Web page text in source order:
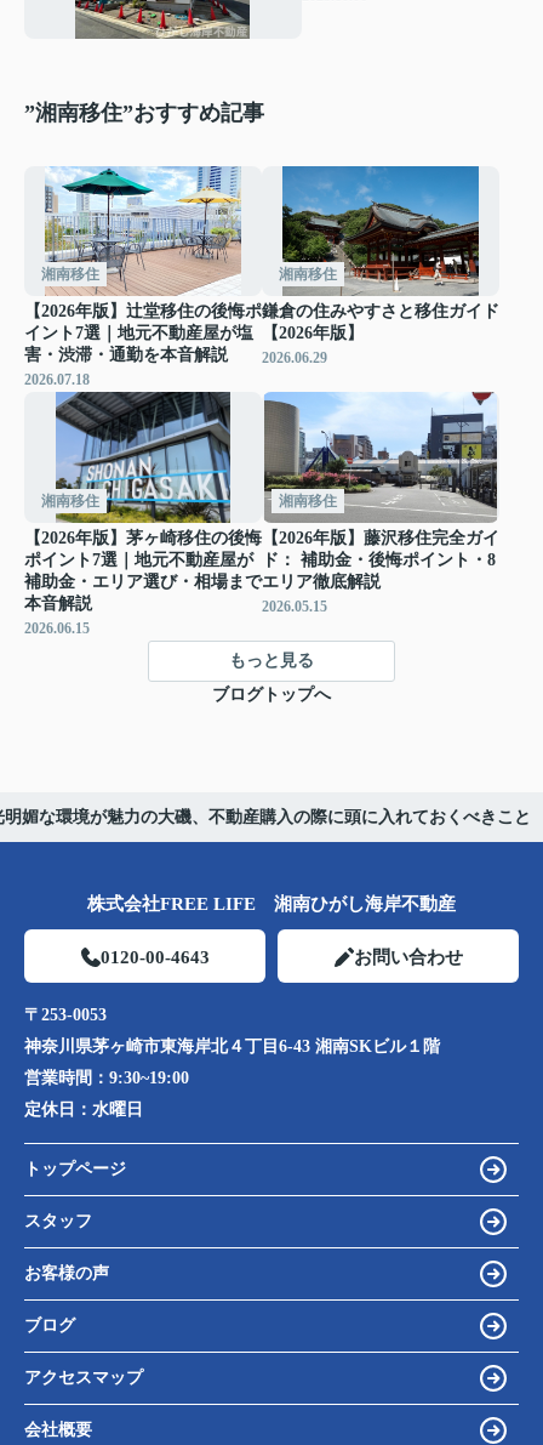
”湘南移住”おすすめ記事
湘南移住
【2026年版】辻堂移住の後悔ポ
イント7選｜地元不動産屋が塩
害・渋滞・通勤を本音解説
2026.07.18
湘南移住
鎌倉の住みやすさと移住ガイド
【2026年版】
2026.06.29
湘南移住
【2026年版】茅ヶ崎移住の後悔
ポイント7選｜地元不動産屋が
補助金・エリア選び・相場まで
本音解説
2026.06.15
湘南移住
【2026年版】藤沢移住完全ガイ
ド： 補助金・後悔ポイント・8
エリア徹底解説
2026.05.15
もっと見る
ブログトップへ
媚な環境が魅力の大磯、不動産購入の際に頭に入れておくべきこと
株式会社FREE LIFE 湘南ひがし海岸不動産
0120-00-4643 お問い合わせ
〒253-0053
神奈川県茅ヶ崎市東海岸北４丁目6-43 湘南SKビル１階
営業時間： 9:30~19:00
定休日： 水曜日
トップページ
スタッフ
お客様の声
ブログ
アクセスマップ
会社概要